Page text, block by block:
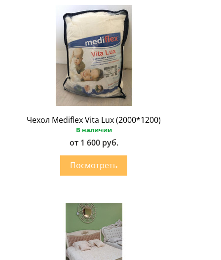
Чехол Mediflex Vita Lux (2000*1200)
В наличии
от 1 600 руб.